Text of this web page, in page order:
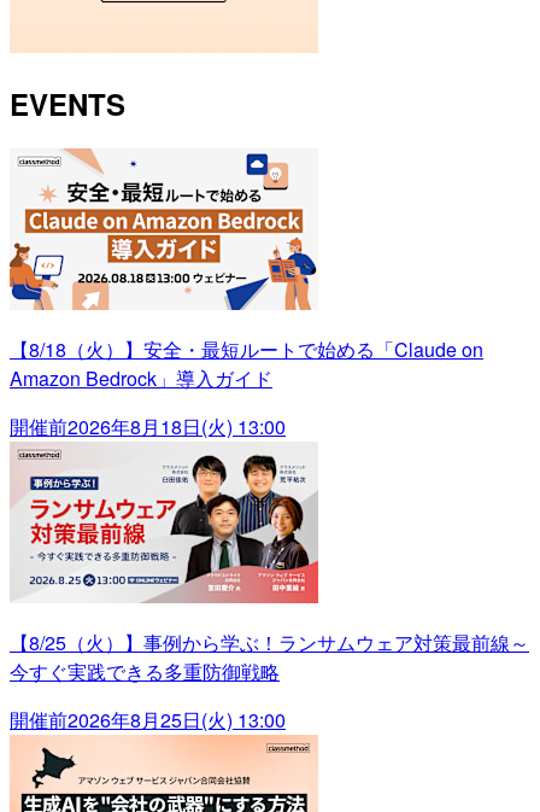
EVENTS
【8/18（火）】安全・最短ルートで始める「Claude on
Amazon Bedrock」導入ガイド
開催前2026年8月18日(火) 13:00
【8/25（火）】事例から学ぶ！ランサムウェア対策最前線～
今すぐ実践できる多重防御戦略
開催前2026年8月25日(火) 13:00